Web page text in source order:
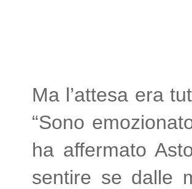
Ma l’attesa era
“Sono
ha affermato
sentire se dalle